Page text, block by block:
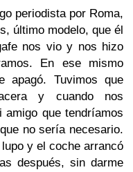
periodista por Roma,
último modelo, que él
nos vio y nos hizo
En ese mismo
apagó. Tuvimos que
y cuando nos
que tendríamos
no sería necesario.
y el coche arrancó
después, sin darme